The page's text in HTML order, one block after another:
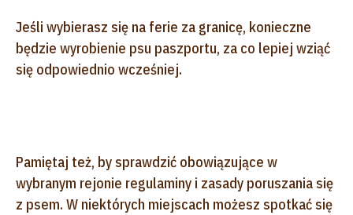
Jeśli wybierasz się na ferie za granicę, konieczne
będzie wyrobienie psu paszportu, za co lepiej wziąć
się odpowiednio wcześniej.
Pamiętaj też, by sprawdzić obowiązujące w
wybranym rejonie regulaminy i zasady poruszania się
z psem. W niektórych miejscach możesz spotkać się